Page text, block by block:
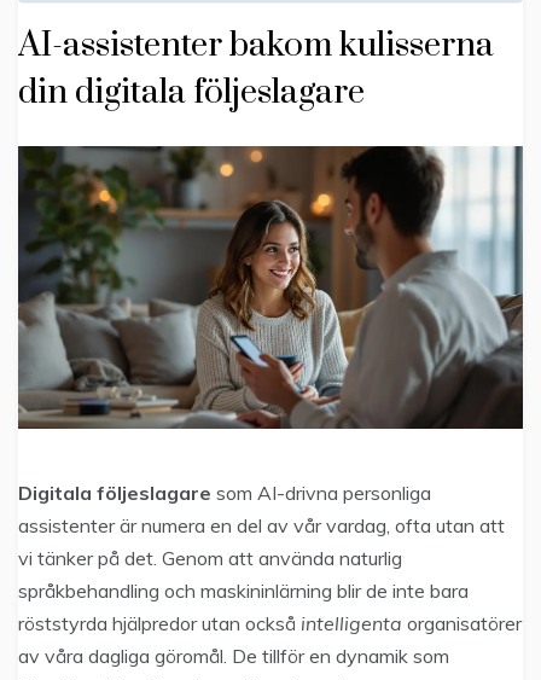
AI-assistenter bakom kulisserna
din digitala följeslagare
Digitala följeslagare som AI-drivna personliga
assistenter är numera en del av vår vardag, ofta utan att
vi tänker på det. Genom att använda naturlig
språkbehandling och maskininlärning blir de inte bara
röststyrda hjälpredor utan också intelligenta organisatörer
av våra dagliga göromål. De tillför en dynamik som